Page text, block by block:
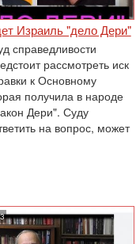
Израиль "дело Дери"
справедливости
рассмотреть иск
к Основному
получила в народе
Дери". Суду
на вопрос, может